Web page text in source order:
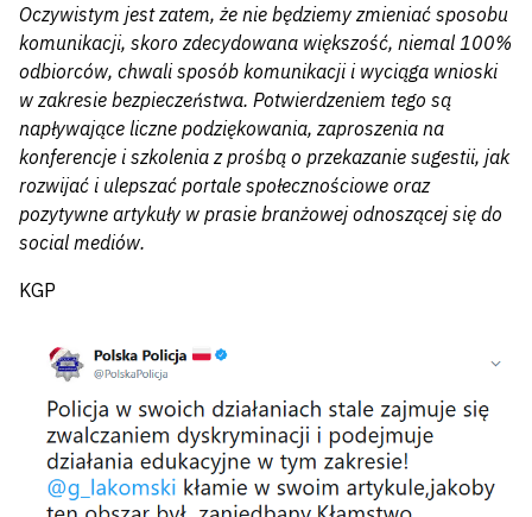
Oczywistym jest zatem, że nie będziemy zmieniać sposobu
komunikacji, skoro zdecydowana większość, niemal 100%
odbiorców, chwali sposób komunikacji i wyciąga wnioski
w zakresie bezpieczeństwa. Potwierdzeniem tego są
napływające liczne podziękowania, zaproszenia na
konferencje i szkolenia z prośbą o przekazanie sugestii, jak
rozwijać i ulepszać portale społecznościowe oraz
pozytywne artykuły w prasie branżowej odnoszącej się do
social mediów.
KGP